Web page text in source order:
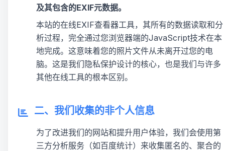
及其包含的EXIF元数据。
本站的在线EXIF查看器工具，其所有的数据读取和分
析过程，完全通过您浏览器端的JavaScript技术在本
地完成。这意味着您的照片文件从未离开过您的电
脑。这是我们隐私保护设计的核心，也是我们与许多
其他在线工具的根本区别。
二、我们收集的非个人信息
为了改进我们的网站和提升用户体验，我们会使用第
三方分析服务（如百度统计）来收集匿名的、聚合的